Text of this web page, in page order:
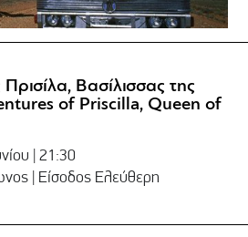
Πρισίλα, Βασίλισσας της
of Priscilla, Queen of
| 21:30
| Είσοδος Ελεύθερη